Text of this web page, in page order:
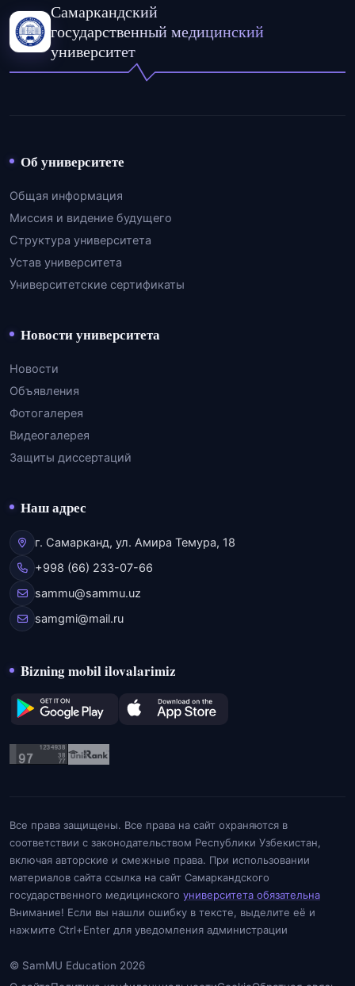
Самаркандский
государственный медицинский
университет
Об университете
Общая информация
Миссия и видение будущего
Структура университета
Устав университета
Университетские сертификаты
Новости университета
Новости
Объявления
Фотогалерея
Видеогалерея
Защиты диссертаций
Наш адрес
г. Самарканд, ул. Амира Темура, 18
+998 (66) 233-07-66
sammu@sammu.uz
samgmi@mail.ru
Bizning mobil ilovalarimiz
Все права защищены. Все права на сайт охраняются в
соответствии с законодательством Республики Узбекистан,
включая авторские и смежные права. При использовании
материалов сайта ссылка на сайт Самаркандского
государственного медицинского университета обязательна
Внимание! Если вы нашли ошибку в тексте, выделите её и
нажмите Ctrl+Enter для уведомления администрации
© SamMU Education 2026